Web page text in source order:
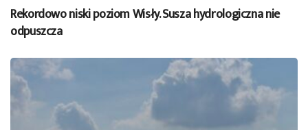
Rekordowo niski poziom Wisły. Susza hydrologiczna nie
odpuszcza